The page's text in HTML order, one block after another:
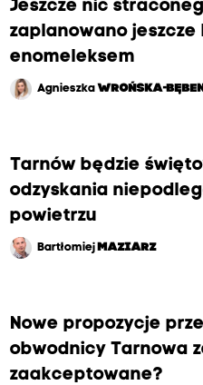
Jeszcze nic
zaplanowano jeszcze
enomeleksem
Agnieszka WROŃSKA-
Tarnów będzie
odzyskania
powietrzu
Bartłomiej MAZIARZ
Nowe propozycje
obwodnicy Tarnowa
zaakceptowane?